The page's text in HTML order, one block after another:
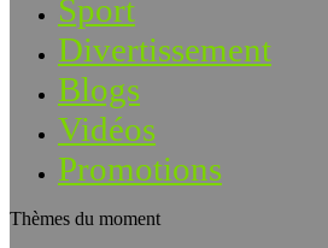
Sport
Divertissement
Blogs
Vidéos
Promotions
Thèmes du moment